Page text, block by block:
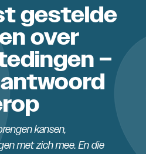
gestelde
over
–
kansen,
met zich mee. En die